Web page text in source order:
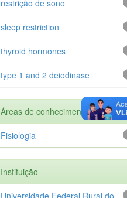
restrição de sono
sleep restriction
thyroid hormones
type 1 and 2 deiodinase
Áreas de conhecimento
Fisiologia
Instituição
Universidade Federal Rural do